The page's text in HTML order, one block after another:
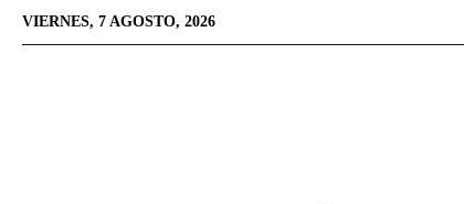
VIERNES, 7 AGOSTO, 2026